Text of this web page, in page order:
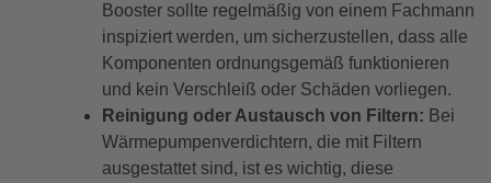
Booster sollte regelmäßig von einem Fachmann
inspiziert werden, um sicherzustellen, dass alle
Komponenten ordnungsgemäß funktionieren
und kein Verschleiß oder Schäden vorliegen.
Reinigung oder Austausch von Filtern: Bei
Wärmepumpenverdichtern, die mit Filtern
ausgestattet sind, ist es wichtig, diese